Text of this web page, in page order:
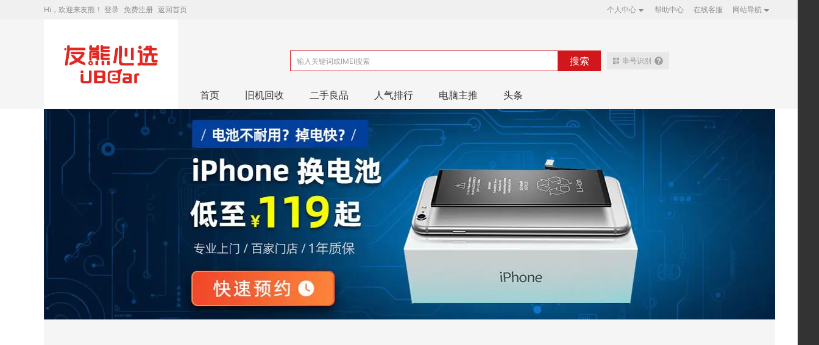
Hi，欢迎来友熊！ 登录 免费注册 返回首页 个人中心 帮助中心 在线客服 网站导航
搜索 串号识别
首页 旧机回收 二手良品 人气排行 电脑主推 头条